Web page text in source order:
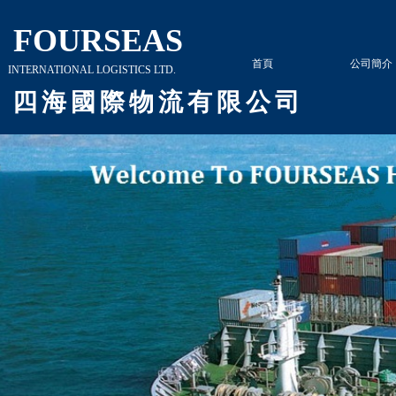
首頁 公司簡介
FOURSEAS
INTERNATIONAL LOGISTICS LTD.
四 海 國 際 物 流 有 限 公 司